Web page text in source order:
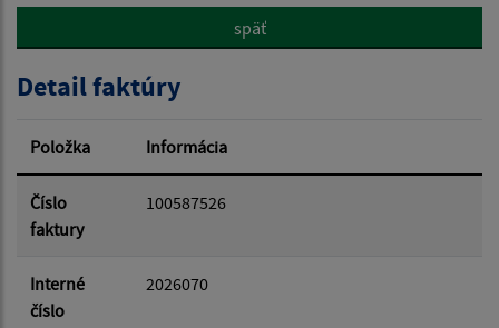
Hľadať v:
Dátum od:
Dátum do:
späť
Detail faktúry
Položka Informácia
Číslo
faktury
100587526
Interné
číslo
2026070